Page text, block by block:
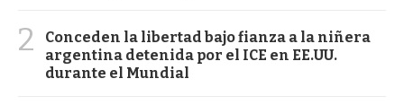
2
Conceden la libertad bajo fianza a la niñera
argentina detenida por el ICE en EE.UU.
durante el Mundial